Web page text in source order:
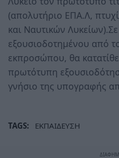
(απολυτήριο ΕΠΑ.Λ,
και Ναυτικών
εξουσιοδοτημένου από
εκπροσώπου, θα
πρωτότυπη
γνήσιο της υπογραφής
TAGS: ΕΚΠΑΙΔΕΥΣΗ